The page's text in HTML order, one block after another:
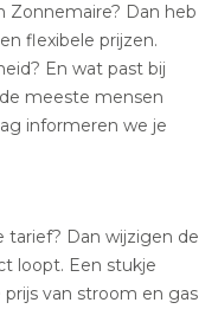
Zonnemaire? Dan heb
flexibele prijzen.
En wat past bij
meeste mensen
informeren we je
tarief? Dan wijzigen de
loopt. Een stukje
van stroom en gas